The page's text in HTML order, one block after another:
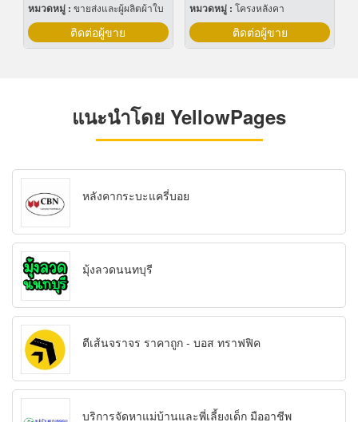
หมวดหมู่ : ขายส่งและผู้ผลิตผ้าใบ
ติดต่อผู้ขาย
หมวดหมู่ : โครงหลังคา
ติดต่อผู้ขาย
แนะนำโดย YellowPages
หลังคากระบะแครี่บอย
มุ้งลวดนนทบุรี
ตีเส้นจราจร ราคาถูก - บอส ทราฟฟิค
บริการจัดหาแม่บ้านและพี่เลี้ยงเด็ก มืออาชีพ